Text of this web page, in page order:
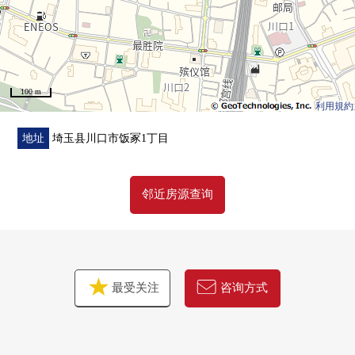
・门
・管道的铺设更新
[其他]
・Cross所有房间换新
・地板换新
・室内清洁
房源的详细、需讨论是如有意向，请跟我们联系。
利用規約
100 m
地址 埼玉县川口市饭冢1丁目
邻近房源查询
最受关注 咨询方式